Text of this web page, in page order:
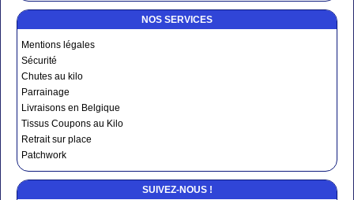
NOS SERVICES
Mentions légales
Sécurité
Chutes au kilo
Parrainage
Livraisons en Belgique
Tissus Coupons au Kilo
Retrait sur place
Patchwork
SUIVEZ-NOUS !